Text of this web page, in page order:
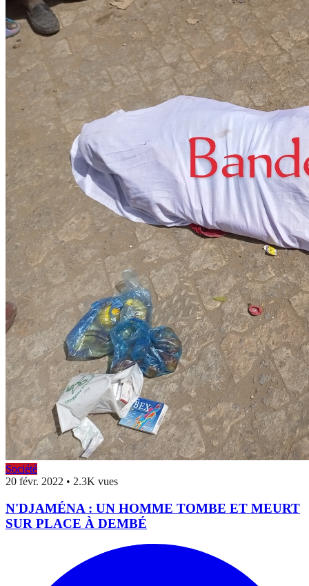
Société
20 févr. 2022 • 2.3K vues
N'DJAMÉNA : UN HOMME TOMBE ET MEURT
SUR PLACE À DEMBÉ